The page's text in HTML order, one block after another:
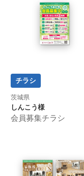
チラシ
茨城県
しんこう様
会員募集チラシ